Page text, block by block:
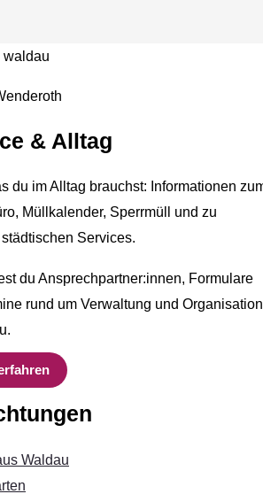
& Alltag
du im Alltag brauchst: Informationen
Müllkalender, Sperrmüll und zu
Services.
du Ansprechpartner:innen, Formulare
rund um Verwaltung und Organisation
Waldau